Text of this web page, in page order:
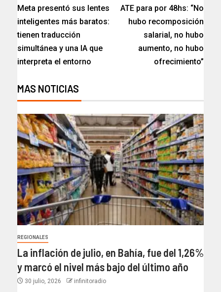
Meta presentó sus lentes
inteligentes más baratos:
tienen traducción
simultánea y una IA que
interpreta el entorno
ATE para por 48hs: “No
hubo recomposición
salarial, no hubo
aumento, no hubo
ofrecimiento”​
MAS NOTICIAS
REGIONALES
La inflación de julio, en Bahía, fue del 1,26%
y marcó el nivel más bajo del último año​
30 julio, 2026 infinitoradio